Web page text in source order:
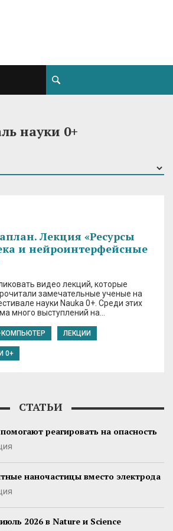
науки 0+
Лекция «Ресурсы
и нейроинтерфейсные
видео лекций, которые
замечательные ученые на
науки Nauka 0+. Среди этих
много выступлений на…
КОМПЬЮТЕР ЛЕКЦИИ
0+
СТАТЬИ
реагировать на опасность
наночастицы вместо электрода
2026 в Nature и Science